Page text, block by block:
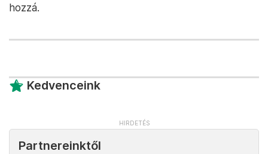
hozzá.
Kedvenceink
Partnereinktől